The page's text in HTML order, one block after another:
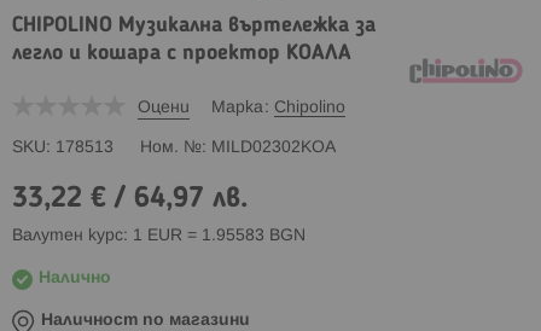
CHIPOLINO Музикална въртележка за
легло и кошара с проектор КОАЛА
Оцени Марка Chipolino
SKU 178513 Ном. № MILD02302KOA
33,22 € / 64,97 лв.
Валутен курс: 1 EUR = 1.95583 BGN
Налично
Наличност по магазини